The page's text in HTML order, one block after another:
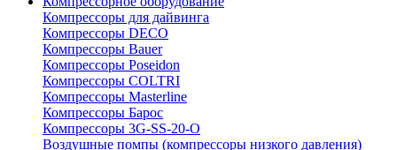
Компрессоры для дайвинга
Компрессоры DECO
Компрессоры Bauer
Компрессоры Poseidon
Компрессоры COLTRI
Компрессоры Masterline
Компрессоры Барос
Компрессоры 3G-SS-20-O
Воздушные помпы (компрессоры низкого давления)